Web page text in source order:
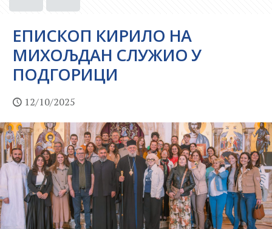
ЕПИСКОП КИРИЛО НА
МИХОЉДАН СЛУЖИО У
ПОДГОРИЦИ
12/10/2025